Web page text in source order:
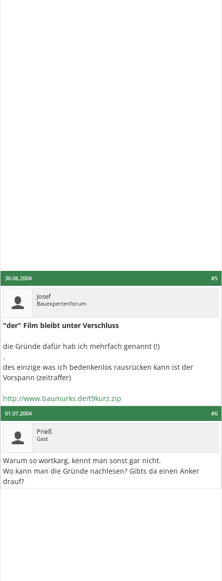
#5
30.06.2004
Josef
Bauexpertenforum
"der" Film bleibt unter Verschluss
die Gründe dafür hab ich mehrfach genannt (!)
.
des einzige was ich bedenkenlos rausrücken kann ist der
Vorspann (zeitraffer)
http://www.baumurks.de/t9kurz.zip
#6
01.07.2004
Prieß
Gast
Warum so wortkarg, kennt man sonst gar nicht.
Wo kann man die Gründe nachlesen? Gibts da einen Anker
drauf?